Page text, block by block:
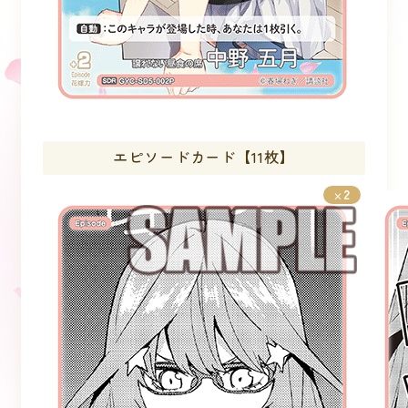
エピソードカード【11枚】
× 2